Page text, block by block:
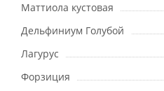
Маттиола кустовая
Дельфиниум Голубой
Лагурус
Форзиция